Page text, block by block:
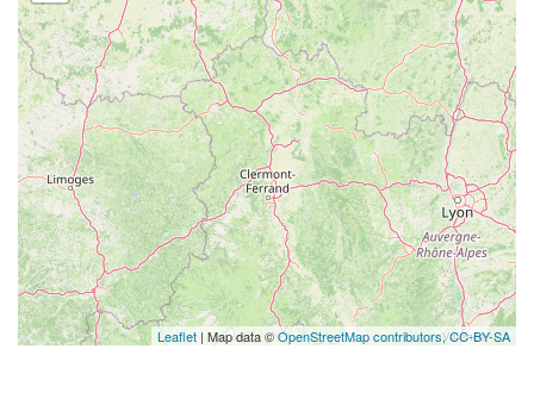
Leaflet | Map data ©OpenStreetMap contributors,CC-BY-SA